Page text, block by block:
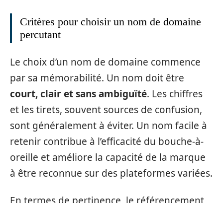
Critères pour choisir un nom de domaine
percutant
Le choix d’un nom de domaine commence
par sa mémorabilité. Un nom doit être
court, clair et sans ambiguïté. Les chiffres
et les tirets, souvent sources de confusion,
sont généralement à éviter. Un nom facile à
retenir contribue à l’efficacité du bouche-à-
oreille et améliore la capacité de la marque
à être reconnue sur des plateformes variées.
En termes de pertinence, le référencement